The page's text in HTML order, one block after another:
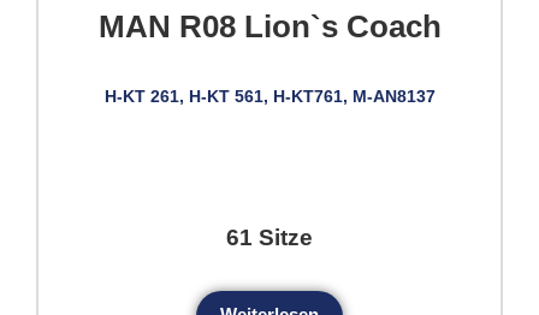
MAN R08 Lion`s Coach
H-KT 261, H-KT 561, H-KT761, M-AN8137
61 Sitze